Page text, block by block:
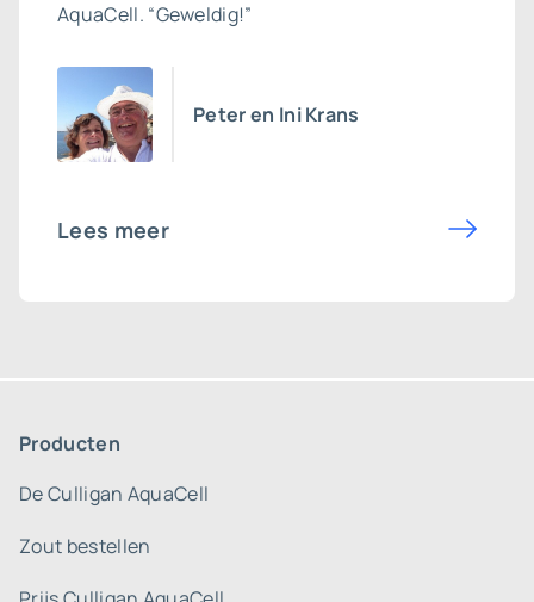
AquaCell. “Geweldig!”
Peter en Ini Krans
Lees meer
Producten
De Culligan AquaCell
Zout bestellen